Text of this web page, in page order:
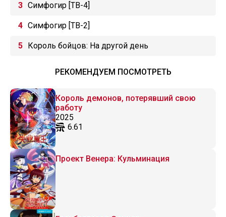
Симфогир [ТВ-4]
Симфогир [ТВ-2]
Король бойцов: На другой день
РЕКОМЕНДУЕМ ПОСМОТРЕТЬ
Король демонов, потерявший свою
работу
2025
6.61
Проект Венера: Кульминация